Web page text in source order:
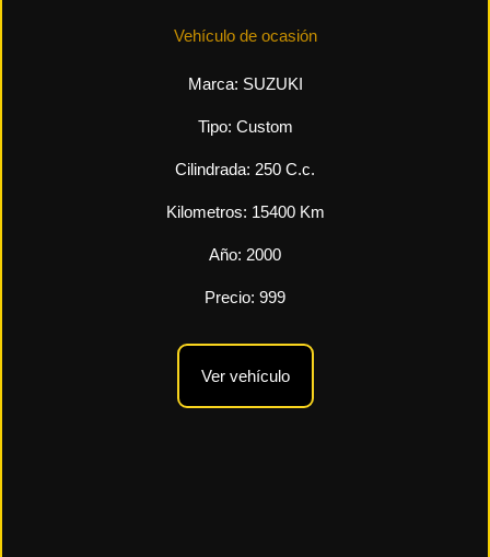
Vehículo de ocasión
Marca: SUZUKI
Tipo: Custom
Cilindrada: 250 C.c.
Kilometros: 15400Km
Año: 2000
Precio: 999
Ver vehículo